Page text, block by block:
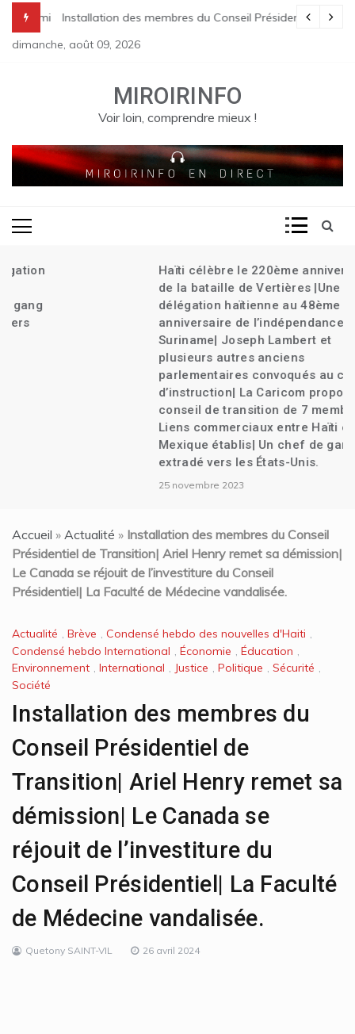
content
en haute mer à Cap-Haïtien | La foudre tue 6 personnes
les membres de la commission chargée de la réforme
Installation des membres du Conseil Présidentiel de
dimanche, août 09, 2026
MIROIRINFO
Voir loin, comprendre mieux !
Haïti célèbre le 220ème anniversaire
de la bataille de Vertières |Une
délégation haïtienne au 48ème
anniversaire de l’indépendance de
Suriname| Joseph Lambert et
plusieurs autres anciens
parlementaires convoqués au cabinet
d’instruction| La Caricom propose un
conseil de transition de 7 membres|
Liens commerciaux entre Haïti et le
Mexique établis| Un chef de gang
extradé vers les États-Unis.
25 novembre 2023
Accueil » Actualité » Installation des membres du Conseil
Présidentiel de Transition| Ariel Henry remet sa démission|
Le Canada se réjouit de l’investiture du Conseil
Présidentiel| La Faculté de Médecine vandalisée.
Actualité , Brève , Condensé hebdo des nouvelles d'Haiti ,
Condensé hebdo International , Économie , Éducation ,
Environnement , International , Justice , Politique , Sécurité ,
Société
Installation des membres du
Conseil Présidentiel de
Transition| Ariel Henry remet sa
démission| Le Canada se
réjouit de l’investiture du
Conseil Présidentiel| La Faculté
de Médecine vandalisée.
Quetony SAINT-VIL 26 avril 2024